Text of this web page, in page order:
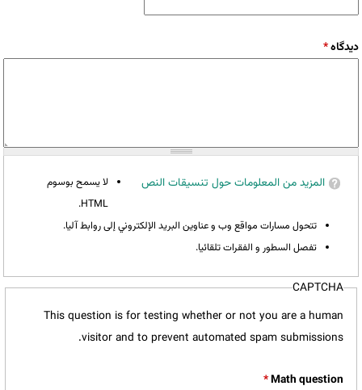
‏دیدگاه ‏*
المزيد من المعلومات حول تنسيقات النص
لا يسمح بوسوم
HTML.
تتحول مسارات مواقع وب و عناوين البريد الإلكتروني إلى روابط آليا.
تفصل السطور و الفقرات تلقائيا.
CAPTCHA
This question is for testing whether or not you are a human
visitor and to prevent automated spam submissions.
*